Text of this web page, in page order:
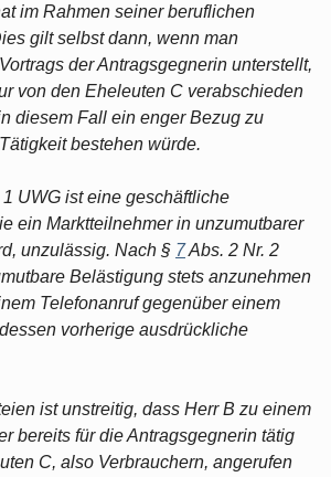
im Rahmen seiner beruflichen
gilt selbst dann, wenn man
der Antragsgegnerin unterstellt,
von den Eheleuten C verabschieden
diesem Fall ein enger Bezug zu
bestehen würde.
UWG ist eine geschäftliche
ein Marktteilnehmer in unzumutbarer
unzulässig. Nach § 7Abs. 2 Nr. 2
Belästigung stets anzunehmen
Telefonanruf gegenüber einem
vorherige ausdrückliche
ist unstreitig, dass Herr B zu einem
bereits für die Antragsgegnerin tätig
C, also Verbrauchern, angerufen